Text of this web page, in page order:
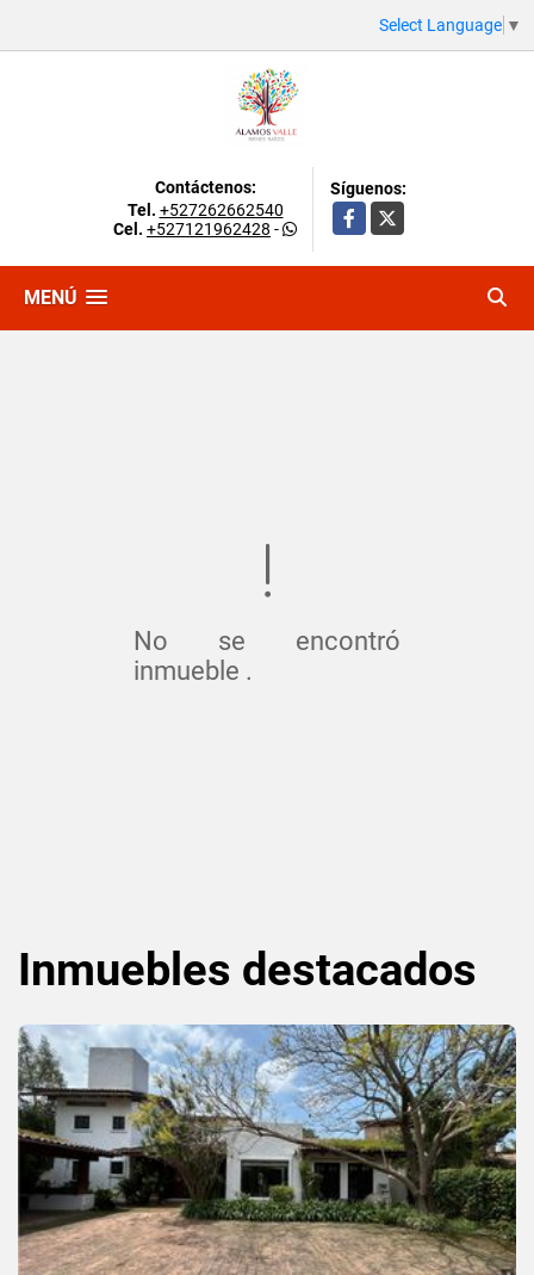
Select Language ▼
Contáctenos:
Tel. +527262662540
Cel. +527121962428 -
Síguenos:
Facebook
X
MENÚ
No se encontró
inmueble .
Inmuebles destacados